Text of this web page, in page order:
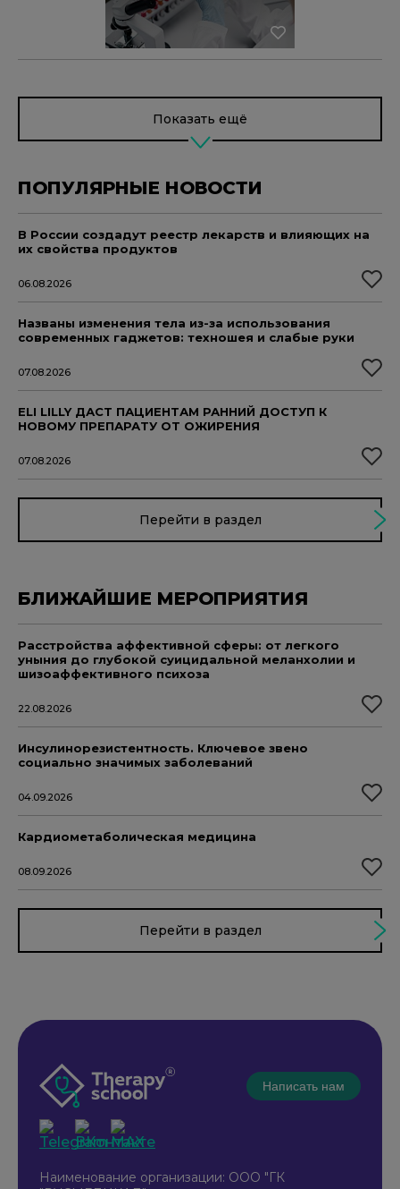
Показать ещё
ПОПУЛЯРНЫЕ НОВОСТИ
В России создадут реестр лекарств и влияющих на
их свойства продуктов
06.08.2026
Названы изменения тела из-за использования
современных гаджетов: техношея и слабые руки
07.08.2026
ELI LILLY ДАСТ ПАЦИЕНТАМ РАННИЙ ДОСТУП К
НОВОМУ ПРЕПАРАТУ ОТ ОЖИРЕНИЯ
07.08.2026
Перейти в раздел
БЛИЖАЙШИЕ МЕРОПРИЯТИЯ
Расстройства аффективной сферы: от легкого
уныния до глубокой суицидальной меланхолии и
шизоаффективного психоза
22.08.2026
Инсулинорезистентность. Ключевое звено
социально значимых заболеваний
04.09.2026
Кардиометаболическая медицина
08.09.2026
Перейти в раздел
Написать нам
Наименование организации: ООО "ГК